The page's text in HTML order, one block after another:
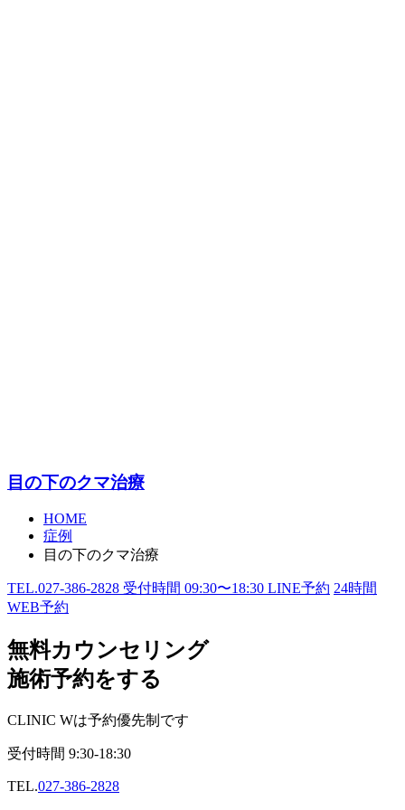
目の下のクマ治療
HOME
症例
目の下のクマ治療
TEL.027-386-2828 受付時間 09:30〜18:30 LINE予約 24時間
WEB予約
無料カウンセリング
施術予約をする
CLINIC Wは予約優先制です
受付時間 9:30-18:30
TEL.027-386-2828